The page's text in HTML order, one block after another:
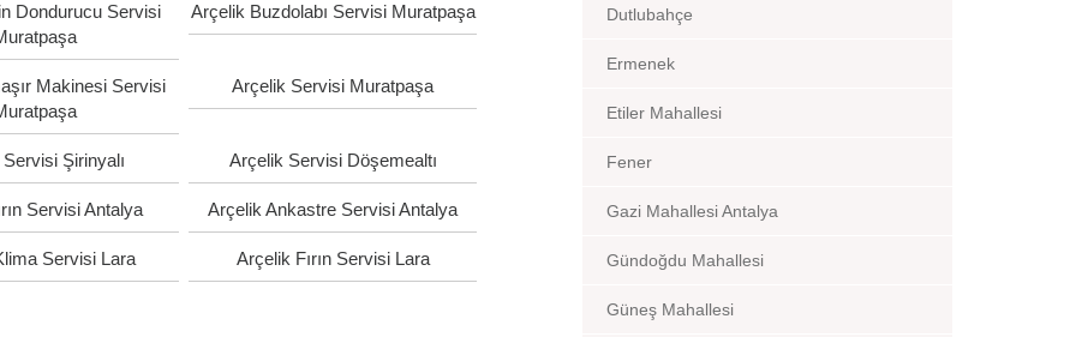
Dondurucu Servisi
Arçelik Buzdolabı Servisi Muratpaşa
Makinesi Servisi
Arçelik Servisi Muratpaşa
Şirinyalı Arçelik Servisi Döşemealtı
Servisi Antalya Arçelik Ankastre Servisi Antalya
Servisi Lara Arçelik Fırın Servisi Lara
Dutlubahçe
Ermenek
Etiler Mahallesi
Fener
Gazi Mahallesi Antalya
Gündoğdu Mahallesi
Güneş Mahallesi